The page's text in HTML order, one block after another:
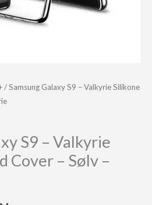
/ Samsung Galaxy S9 – Valkyrie Silikone
S9 – Valkyrie
Cover – Sølv –